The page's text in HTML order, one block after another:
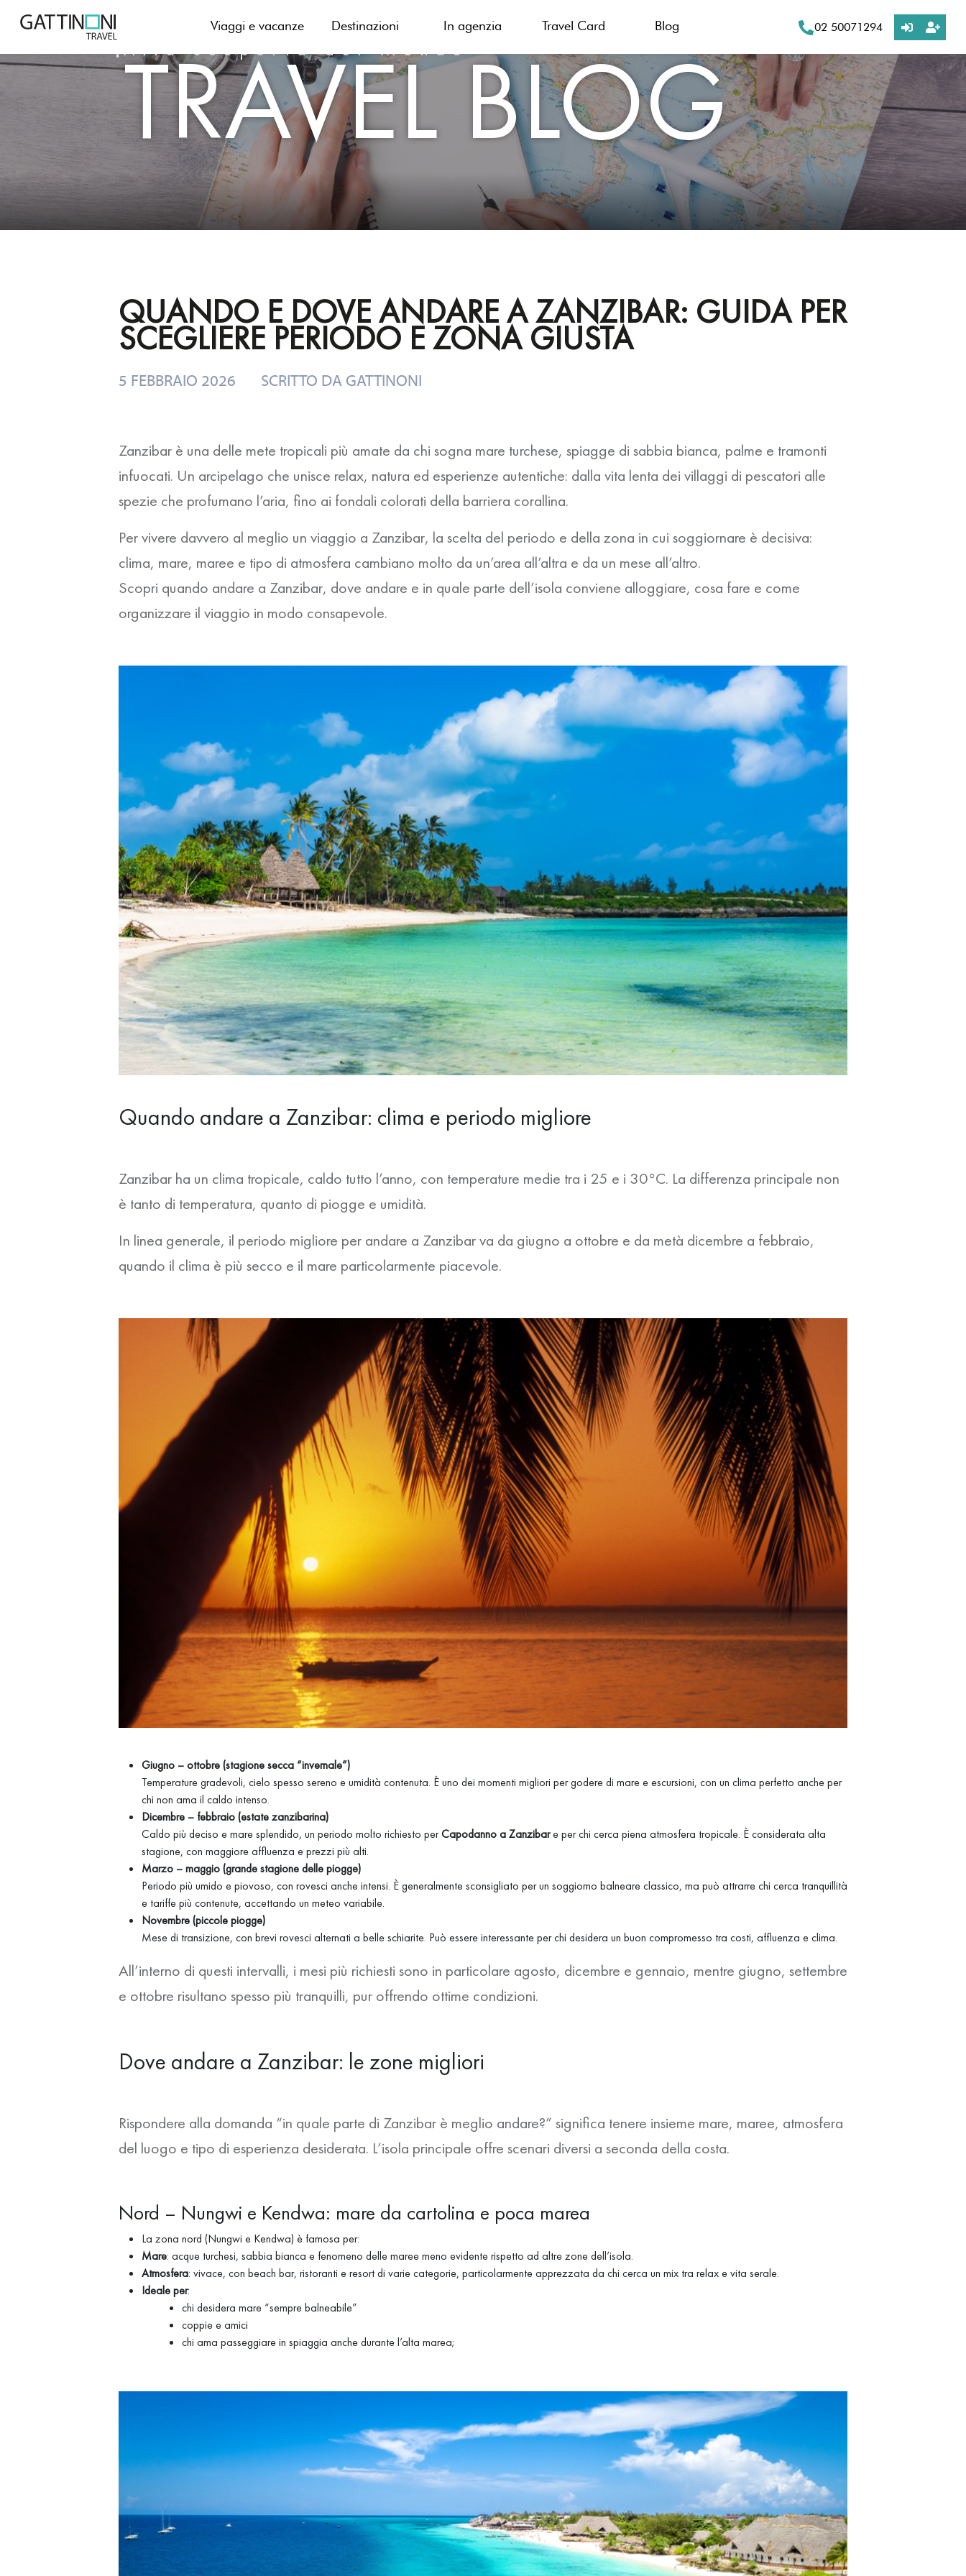
Viaggi e vacanze Destinazioni In agenzia Travel Card Blog 02 50071294
Alla scoperta del Mondo
TRAVEL BLOG
QUANDO E DOVE ANDARE A ZANZIBAR: GUIDA PER
SCEGLIERE PERIODO E ZONA GIUSTA
5 FEBBRAIO 2026 SCRITTO DA GATTINONI
Zanzibar è una delle mete tropicali più amate da chi sogna mare turchese, spiagge di sabbia bianca, palme e tramonti
infuocati. Un arcipelago che unisce relax, natura ed esperienze autentiche: dalla vita lenta dei villaggi di pescatori alle
spezie che profumano l’aria, fino ai fondali colorati della barriera corallina.
Per vivere davvero al meglio un viaggio a Zanzibar, la scelta del periodo e della zona in cui soggiornare è decisiva:
clima, mare, maree e tipo di atmosfera cambiano molto da un’area all’altra e da un mese all’altro.
Scopri quando andare a Zanzibar, dove andare e in quale parte dell’isola conviene alloggiare, cosa fare e come
organizzare il viaggio in modo consapevole.
Quando andare a Zanzibar: clima e periodo migliore
Zanzibar ha un clima tropicale, caldo tutto l’anno, con temperature medie tra i 25 e i 30°C. La differenza principale non
è tanto di temperatura, quanto di piogge e umidità.
In linea generale, il periodo migliore per andare a Zanzibarva da giugno a ottobre e da metà dicembre a febbraio,
quando il clima è più secco e il mare particolarmente piacevole.
Giugno – ottobre (stagione secca “invernale”)
Temperature gradevoli, cielo spesso sereno e umidità contenuta. È uno dei momenti migliori per godere di mare e escursioni, con un clima perfetto anche per
chi non ama il caldo intenso.
Dicembre – febbraio (estate zanzibarina)
Caldo più deciso e mare splendido, un periodo molto richiesto perCapodanno a Zanzibare per chi cerca piena atmosfera tropicale. È considerata alta
stagione, con maggiore affluenza e prezzi più alti.
Marzo – maggio (grande stagione delle piogge)
Periodo più umido e piovoso, con rovesci anche intensi. È generalmente sconsigliato per un soggiorno balneare classico, ma può attrarre chi cerca tranquillità
e tariffe più contenute, accettando un meteo variabile.
Novembre (piccole piogge)
Mese di transizione, con brevi rovesci alternati a belle schiarite. Può essere interessante per chi desidera un buon compromesso tra costi, affluenza e clima.
All’interno di questi intervalli, i mesi più richiesti sono in particolare agosto, dicembre e gennaio, mentre giugno, settembre
e ottobre risultano spesso più tranquilli, pur offrendo ottime condizioni.
Dove andare a Zanzibar: le zone migliori
Rispondere alla domanda “in quale parte di Zanzibar è meglio andare?” significa tenere insieme mare, maree, atmosfera
del luogo e tipo di esperienza desiderata. L’isola principale offre scenari diversi a seconda della costa.
Nord – Nungwi e Kendwa: mare da cartolina e poca marea
La zona nord (Nungwi e Kendwa) è famosa per:
Mare: acque turchesi, sabbia bianca e fenomeno delle maree meno evidente rispetto ad altre zone dell’isola.
Atmosfera: vivace, con beach bar, ristoranti e resort di varie categorie, particolarmente apprezzata da chi cerca un mix tra relax e vita serale.
Ideale per:
chi desidera mare “sempre balneabile”
coppie e amici
chi ama passeggiare in spiaggia anche durante l’alta marea;